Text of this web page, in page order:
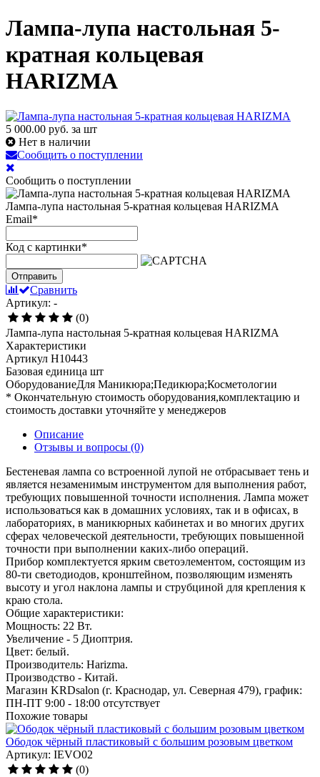
Лампа-лупа настольная 5-
кратная кольцевая
HARIZMA
5 000.00 руб. за шт
Нет в наличии
Сообщить о поступлении
Сообщить о поступлении
Лампа-лупа настольная 5-кратная кольцевая HARIZMA
Email*
Код с картинки*
Отправить
Сравнить
Артикул: -
(0)
Лампа-лупа настольная 5-кратная кольцевая HARIZMA
Характеристики
Артикул H10443
Базовая единица шт
ОборудованиеДля Маникюра;Педикюра;Косметологии
* Окончательную стоимость оборудования,комплектацию и
стоимость доставки уточняйте у менеджеров
Описание
Отзывы и вопросы (0)
Бестеневая лампа со встроенной лупой не отбрасывает тень и
является незаменимым инструментом для выполнения работ,
требующих повышенной точности исполнения. Лампа может
использоваться как в домашних условиях, так и в офисах, в
лабораториях, в маникюрных кабинетах и во многих других
сферах человеческой деятельности, требующих повышенной
точности при выполнении каких-либо операций.
Прибор комплектуется ярким светоэлементом, состоящим из
80-ти светодиодов, кронштейном, позволяющим изменять
высоту и угол наклона лампы и струбциной для крепления к
краю стола.
Общие характеристики:
Мощность: 22 Вт.
Увеличение - 5 Диоптрия.
Цвет: белый.
Производитель: Harizma.
Производство - Китай.
Магазин KRDsalon (г. Краснодар, ул. Северная 479), график:
ПН-ПТ 9:00 - 18:00 отсутствует
Похожие товары
Ободок чёрный пластиковый с большим розовым цветком
Артикул: IEVO02
(0)